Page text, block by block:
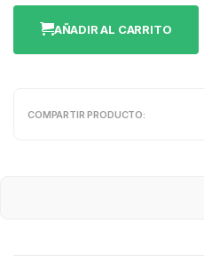
AÑADIR AL CARRITO
COMPARTIR PRODUCTO: